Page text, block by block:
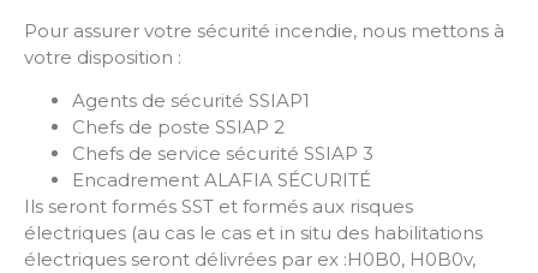
Pour assurer votre sécurité incendie, nous mettons à
votre disposition :
Agents de sécurité SSIAP1
Chefs de poste SSIAP 2
Chefs de service sécurité SSIAP 3
Encadrement ALAFIA SÉCURITÉ
Ils seront formés SST et formés aux risques
électriques (au cas le cas et in situ des habilitations
électriques seront délivrées par ex :H0B0, H0B0v,